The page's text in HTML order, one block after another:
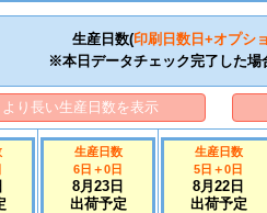
生産日数(印刷日数 日+オプシ
※本日データチェック完了した場
り長い生産日数を表示
生産日数
6日 ＋0日
8月23日
出荷予定
生産日数
5日 ＋0日
8月22日
出荷予定